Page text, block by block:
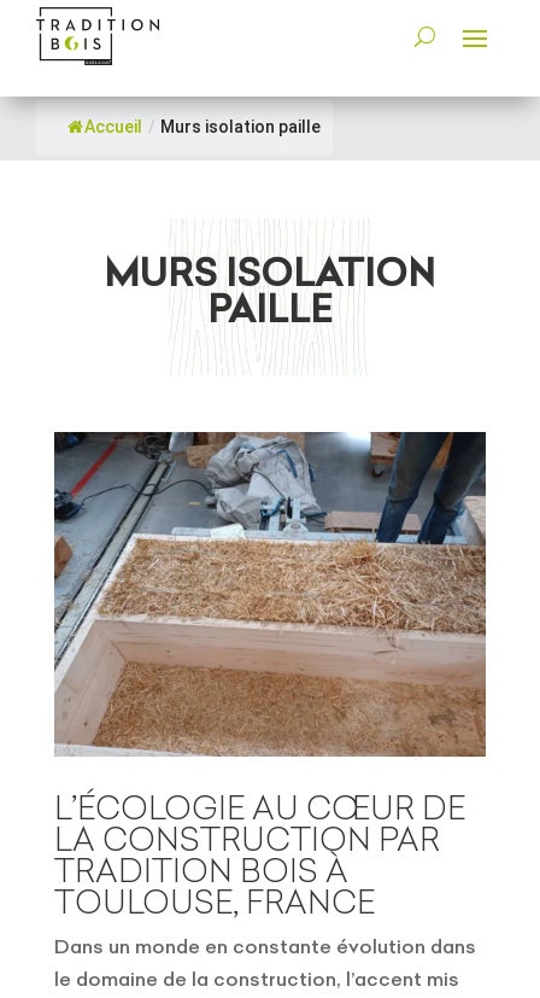
Accueil / Murs isolation paille
MURS ISOLATION
PAILLE
L’ÉCOLOGIE AU CŒUR DE
LA CONSTRUCTION PAR
TRADITION BOIS À
TOULOUSE, FRANCE
Dans un monde en constante évolution dans
le domaine de la construction, l’accent mis